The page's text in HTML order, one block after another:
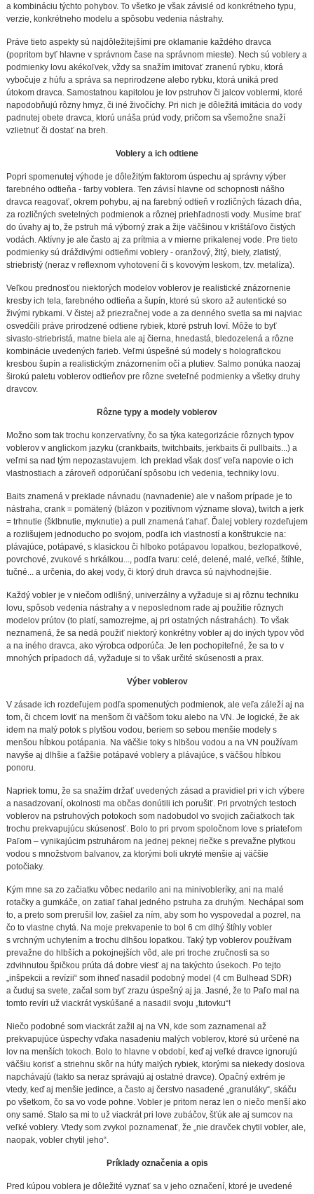
a kombináciu týchto pohybov. To všetko je však závislé od konkrétneho typu,
verzie, konkrétneho modelu a spôsobu vedenia nástrahy.
Práve tieto aspekty sú najdôležitejšími pre oklamanie každého dravca
(popritom byť hlavne v správnom čase na správnom mieste). Nech sú voblery a
podmienky lovu akékoľvek, vždy sa snažím imitovať zranenú rybku, ktorá
vybočuje z húfu a správa sa neprirodzene alebo rybku, ktorá uniká pred
útokom dravca. Samostatnou kapitolou je lov pstruhov či jalcov voblermi, ktoré
napodobňujú rôzny hmyz, či iné živočíchy. Pri nich je dôležitá imitácia do vody
padnutej obete dravca, ktorú unáša prúd vody, pričom sa všemožne snaží
vzlietnuť či dostať na breh.
Voblery a ich odtiene
Popri spomenutej výhode je dôležitým faktorom úspechu aj správny výber
farebného odtieňa - farby voblera. Ten závisí hlavne od schopnosti nášho
dravca reagovať, okrem pohybu, aj na farebný odtieň v rozličných fázach dňa,
za rozličných svetelných podmienok a rôznej priehľadnosti vody. Musíme brať
do úvahy aj to, že pstruh má výborný zrak a žije väčšinou v krištáľovo čistých
vodách. Aktívny je ale často aj za prítmia a v mierne prikalenej vode. Pre tieto
podmienky sú dráždivými odtieňmi voblery - oranžový, žltý, biely, zlatistý,
striebristý (neraz v reflexnom vyhotovení či s kovovým leskom, tzv. metalíza).
Veľkou prednosťou niektorých modelov voblerov je realistické znázornenie
kresby ich tela, farebného odtieňa a šupín, ktoré sú skoro až autentické so
živými rybkami. V čistej až priezračnej vode a za denného svetla sa mi najviac
osvedčili práve prirodzené odtiene rybiek, ktoré pstruh loví. Môže to byť
sivasto-striebristá, matne biela ale aj čierna, hnedastá, bledozelená a rôzne
kombinácie uvedených farieb. Veľmi úspešné sú modely s holografickou
kresbou šupín a realistickým znázornením očí a plutiev. Salmo ponúka naozaj
širokú paletu voblerov odtieňov pre rôzne sveteľné podmienky a všetky druhy
dravcov.
Rôzne typy a modely voblerov
Možno som tak trochu konzervatívny, čo sa týka kategorizácie rôznych typov
voblerov v anglickom jazyku (crankbaits, twitchbaits, jerkbaits či pullbaits...) a
veľmi sa nad tým nepozastavujem. Ich preklad však dosť veľa napovie o ich
vlastnostiach a zároveň odporúčaní spôsobu ich vedenia, techniky lovu.
Baits znamená v preklade návnadu (navnadenie) ale v našom prípade je to
nástraha, crank = pomätený (blázon v pozitívnom význame slova), twitch a jerk
= trhnutie (šklbnutie, myknutie) a pull znamená ťahať. Ďalej voblery rozdeľujem
a rozlišujem jednoducho po svojom, podľa ich vlastností a konštrukcie na:
plávajúce, potápavé, s klasickou či hlboko potápavou lopatkou, bezlopatkové,
povrchové, zvukové s hrkálkou..., podľa tvaru: celé, delené, malé, veľké, štíhle,
tučné... a určenia, do akej vody, či ktorý druh dravca sú najvhodnejšie.
Každý vobler je v niečom odlišný, univerzálny a vyžaduje si aj rôznu techniku
lovu, spôsob vedenia nástrahy a v neposlednom rade aj použitie rôznych
modelov prútov (to platí, samozrejme, aj pri ostatných nástrahách). To však
neznamená, že sa nedá použiť niektorý konkrétny vobler aj do iných typov vôd
a na iného dravca, ako výrobca odporúča. Je len pochopiteľné, že sa to v
mnohých prípadoch dá, vyžaduje si to však určité skúsenosti a prax.
Výber voblerov
V zásade ich rozdeľujem podľa spomenutých podmienok, ale veľa záleží aj na
tom, či chcem loviť na menšom či väčšom toku alebo na VN. Je logické, že ak
idem na malý potok s plytšou vodou, beriem so sebou menšie modely s
menšou hĺbkou potápania. Na väčšie toky s hlbšou vodou a na VN používam
navyše aj dlhšie a ťažšie potápavé voblery a plávajúce, s väčšou hĺbkou
ponoru.
Napriek tomu, že sa snažím držať uvedených zásad a pravidiel pri v ich výbere
a nasadzovaní, okolnosti ma občas donútili ich porušiť. Pri prvotných testoch
voblerov na pstruhových potokoch som nadobudol vo svojich začiatkoch tak
trochu prekvapujúcu skúsenosť. Bolo to pri prvom spoločnom love s priateľom
Paľom – vynikajúcim pstruhárom na jednej peknej riečke s prevažne plytkou
vodou s množstvom balvanov, za ktorými boli ukryté menšie aj väčšie
potočiaky.
Kým mne sa zo začiatku vôbec nedarilo ani na minivobleríky, ani na malé
rotačky a gumkáče, on zatiaľ ťahal jedného pstruha za druhým. Nechápal som
to, a preto som prerušil lov, zašiel za ním, aby som ho vyspovedal a pozrel, na
čo to vlastne chytá. Na moje prekvapenie to bol 6 cm dlhý štíhly vobler
s vrchným uchytením a trochu dlhšou lopatkou. Taký typ voblerov používam
prevažne do hlbších a pokojnejších vôd, ale pri troche zručnosti sa so
zdvihnutou špičkou prúta dá dobre viesť aj na takýchto úsekoch. Po tejto
„inšpekcii a revízii“ som ihneď nasadil podobný model (4 cm Bulhead SDR)
a čuduj sa svete, začal som byť zrazu úspešný aj ja. Jasné, že to Paľo mal na
tomto revíri už viackrát vyskúšané a nasadil svoju „tutovku“!
Niečo podobné som viackrát zažil aj na VN, kde som zaznamenal až
prekvapujúce úspechy vďaka nasadeniu malých voblerov, ktoré sú určené na
lov na menších tokoch. Bolo to hlavne v období, keď aj veľké dravce ignorujú
väčšiu korisť a striehnu skôr na húfy malých rybiek, ktorými sa niekedy doslova
napchávajú (takto sa neraz správajú aj ostatné dravce). Opačný extrém je
vtedy, keď aj menšie jedince, a často aj čerstvo nasadené „granuláky“, skáču
po všetkom, čo sa vo vode pohne. Vobler je pritom neraz len o niečo menší ako
ony samé. Stalo sa mi to už viackrát pri love zubáčov, šťúk ale aj sumcov na
veľké voblery. Vtedy som zvykol poznamenať, že „nie dravček chytil vobler, ale,
naopak, vobler chytil jeho“.
Príklady označenia a opis
Pred kúpou voblera je dôležité vyznať sa v jeho označení, ktoré je uvedené